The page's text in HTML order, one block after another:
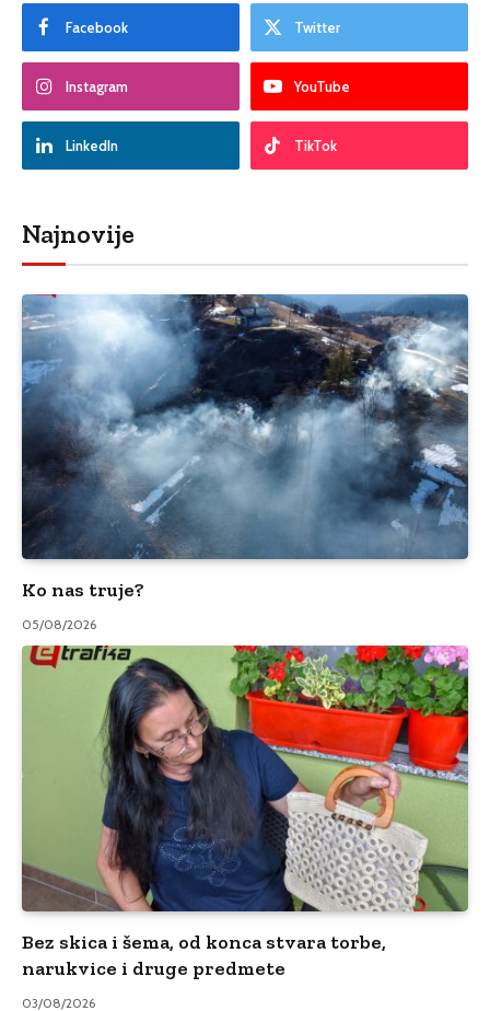
Facebook Twitter
Instagram YouTube
LinkedIn TikTok
Najnovije
Ko nas truje?
05/08/2026
Bez skica i šema, od konca stvara torbe,
narukvice i druge predmete
03/08/2026